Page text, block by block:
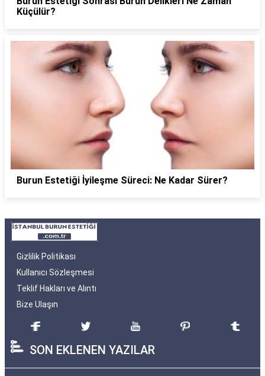
Küçülür?
Burun Estetiği İyileşme Süreci: Ne Kadar Sürer?
Gizlilik Politikası
Kullanıcı Sözleşmesi
Teklif Hakları ve Alıntı
Bize Ulaşın
SON EKLENEN YAZILAR